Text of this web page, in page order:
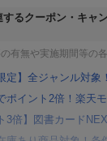
するクーポン・キャ
有無や実施期間等の
定】全ジャンル対
ポイント2倍！楽天
3倍】図書カード